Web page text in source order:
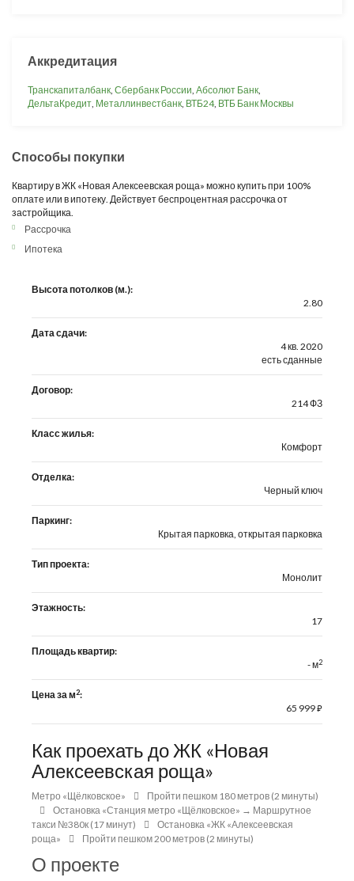
Аккредитация
Транскапиталбанк, Сбербанк России, Абсолют Банк,
ДельтаКредит, Металлинвестбанк, ВТБ24, ВТБ Банк Москвы
Способы покупки
Квартиру в ЖК «Новая Алексеевская роща» можно купить при 100%
оплате или в ипотеку. Действует беспроцентная рассрочка от
застройщика.
Рассрочка
Ипотека
Высота потолков (м.):
2.80
Дата сдачи:
4 кв. 2020
есть сданные
Договор:
214 ФЗ
Класс жилья:
Комфорт
Отделка:
Черный ключ
Паркинг:
Крытая парковка, открытая парковка
Тип проекта:
Монолит
Этажность:
17
Площадь квартир:
- м2
Цена за м2:
65 999⃏
Как проехать до ЖК «Новая
Алексеевская роща»
Метро «Щёлковское»
Пройти пешком 180 метров (2 минуты)
Остановка «Станция метро «Щёлковское» → Маршрутное
такси №380к (17 минут)
Остановка «ЖК «Алексеевская
роща»
Пройти пешком 200 метров (2 минуты)
О проекте